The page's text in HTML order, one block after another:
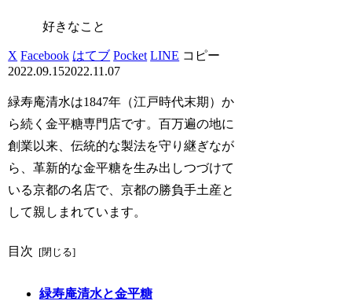
好きなこと
X Facebook はてブ Pocket LINE コピー
2022.09.152022.11.07
緑寿庵清水は1847年（江戸時代末期）か
ら続く金平糖専門店です。百万遍の地に
創業以来、伝統的な製法を守り継ぎなが
ら、革新的な金平糖を生み出しつづけて
いる京都の名店で、京都の勝負手土産と
して親しまれています。
目次
緑寿庵清水と金平糖